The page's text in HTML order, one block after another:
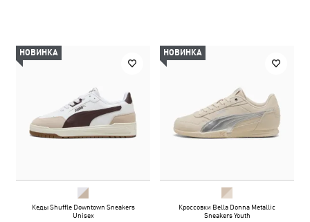
НОВИНКА
Кеды Shuffle Downtown Sneakers
Unisex
НОВИНКА
Кроссовки Bella Donna Metallic
Sneakers Youth